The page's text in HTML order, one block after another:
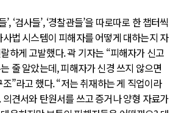
’, ‘검사들’, ‘경찰관들’을 따로따로 한 챕터씩
법 시스템이 피해자를 어떻게 대하는지 자
하게 고발했다. 곽 기자는 “피해자가 신고
줄 알았는데, 피해자가 신경 쓰지 않으면
”라고 했다. “저는 취재하는 게 직업이라
견서와 탄원서를 쓰고 증거나 양형 자료가